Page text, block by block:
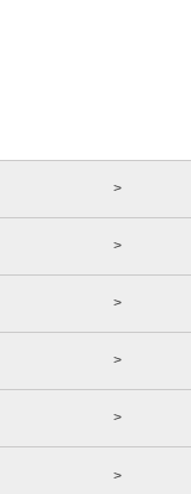
>
>
>
>
>
>